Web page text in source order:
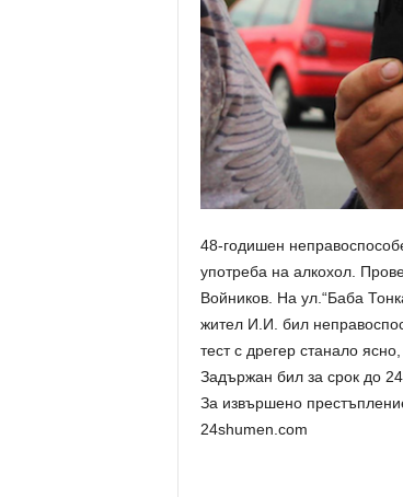
48-годишен
употреба на алкохол.
Войников. На ул.“Баба
жител И.И. бил
тест с дрегер станало
Задържан бил за срок до
За извършено
24shumen.com